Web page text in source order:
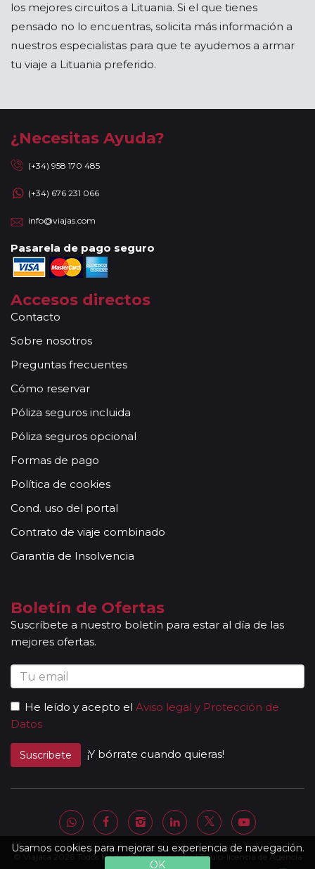
Usamos cookies para mejorar su experiencia de navegación.
OK
los mejores circuitos a Lituania. Si el que tienes
pensado no lo encuentras, solicita más información a
nuestros especialistas para que te ayudemos a armar
tu viaje a Lituania preferido.
¿Necesitas Ayuda?
(+34) 958 170 485
(+34) 676 231 066
info@viajas.com
Pasarela de pago seguro
Accesos directos
Contacto
Sobre nosotros
Preguntas frecuentes
Cómo reservar
Póliza seguros incluida
Póliza seguros opcional
Formas de pago
Política de cookies
Cond. uso del portal
Contrato de viaje combinado
Garantía de Insolvencia
Boletín de Ofertas
Suscríbete a nuestro boletín para estar al día de las
mejores ofertas.
He leído y acepto el Aviso legal y Protección de
Datos
Suscribete ¡Y bórrate cuando quieras!
© Viajata 2026 Todos los derechos reservados | Título-licencia de Agencia